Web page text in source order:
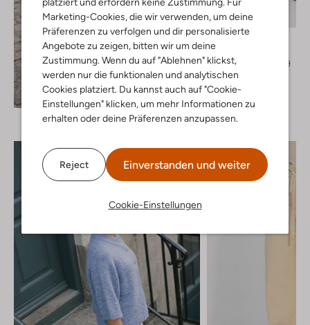
Marketing-Cookies, die wir verwenden, um deine
Präferenzen zu verfolgen und dir personalisierte
Angebote zu zeigen, bitten wir um deine
Zustimmung. Wenn du auf "Ablehnen" klickst,
werden nur die funktionalen und analytischen
Cookies platziert. Du kannst auch auf "Cookie-
Einstellungen" klicken, um mehr Informationen zu
erhalten oder deine Präferenzen anzupassen.
Reject Einverstanden und weiter
Cookie-Einstellungen
Entdecke den Look
-20%
Neo Noir
€ 69,99
€ 55,99